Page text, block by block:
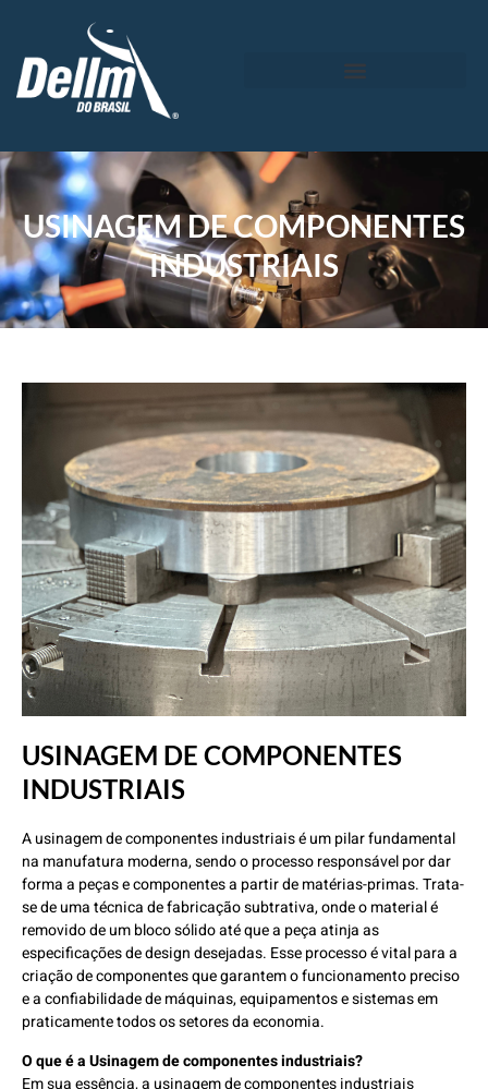
USINAGEM DE COMPONENTES
INDUSTRIAIS​
USINAGEM DE COMPONENTES
INDUSTRIAIS
A usinagem de componentes industriais é um pilar fundamental
na manufatura moderna, sendo o processo responsável por dar
forma a peças e componentes a partir de matérias-primas. Trata-
se de uma técnica de fabricação subtrativa, onde o material é
removido de um bloco sólido até que a peça atinja as
especificações de design desejadas. Esse processo é vital para a
criação de componentes que garantem o funcionamento preciso
e a confiabilidade de máquinas, equipamentos e sistemas em
praticamente todos os setores da economia.
O que é a Usinagem de componentes industriais?
Em sua essência, a usinagem de componentes industriais